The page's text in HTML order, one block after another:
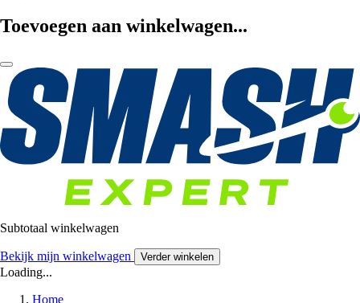
Toevoegen aan winkelwagen...
Subtotaal winkelwagen
Bekijk mijn winkelwagen Verder winkelen
Loading...
Home